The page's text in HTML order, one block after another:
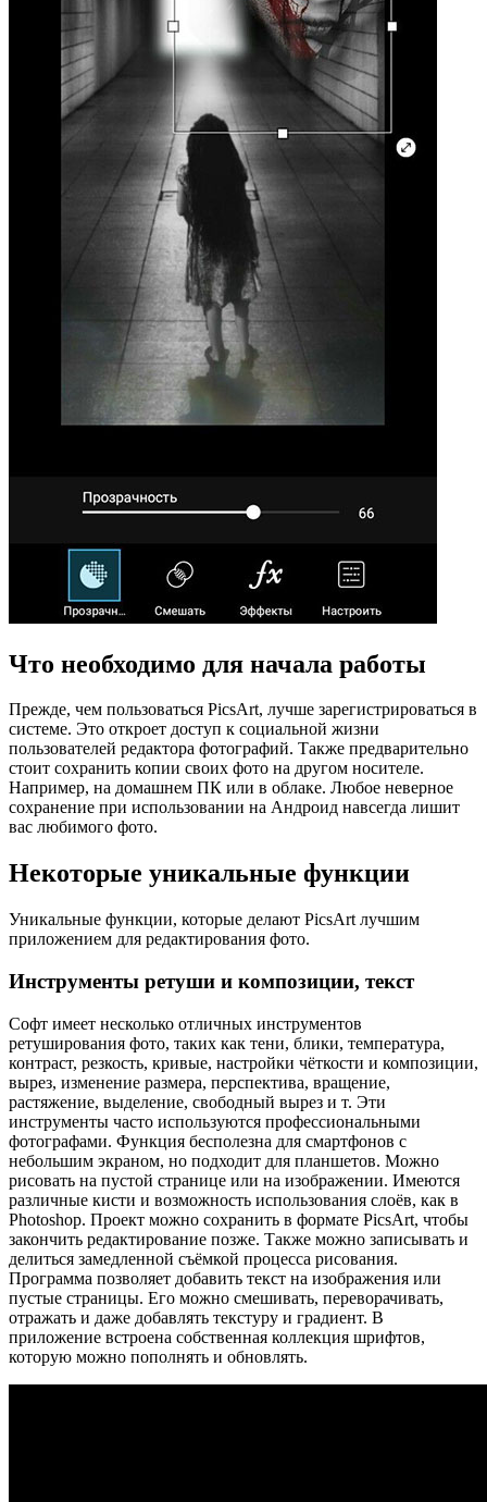
Что необходимо для начала работы
Прежде, чем пользоваться PicsArt, лучше зарегистрироваться в
системе. Это откроет доступ к социальной жизни
пользователей редактора фотографий. Также предварительно
стоит сохранить копии своих фото на другом носителе.
Например, на домашнем ПК или в облаке. Любое неверное
сохранение при использовании на Андроид навсегда лишит
вас любимого фото.
Некоторые уникальные функции
Уникальные функции, которые делают PicsArt лучшим
приложением для редактирования фото.
Инструменты ретуши и композиции, текст
Софт имеет несколько отличных инструментов
ретуширования фото, таких как тени, блики, температура,
контраст, резкость, кривые, настройки чёткости и композиции,
вырез, изменение размера, перспектива, вращение,
растяжение, выделение, свободный вырез и т. Эти
инструменты часто используются профессиональными
фотографами. Функция бесполезна для смартфонов с
небольшим экраном, но подходит для планшетов. Можно
рисовать на пустой странице или на изображении. Имеются
различные кисти и возможность использования слоёв, как в
Photoshop. Проект можно сохранить в формате PicsArt, чтобы
закончить редактирование позже. Также можно записывать и
делиться замедленной съёмкой процесса рисования.
Программа позволяет добавить текст на изображения или
пустые страницы. Его можно смешивать, переворачивать,
отражать и даже добавлять текстуру и градиент. В
приложение встроена собственная коллекция шрифтов,
которую можно пополнять и обновлять.